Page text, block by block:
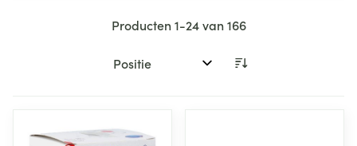
Producten1-24van166
Sorteer op: